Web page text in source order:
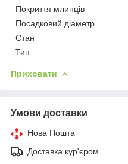
Покриття млинців
Посадковий діаметр
Стан
Тип
Приховати
Умови доставки
Нова Пошта
Доставка кур'єром